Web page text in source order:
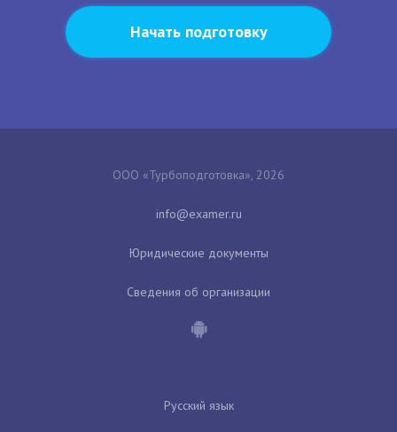
Начать подготовку
ООО «Турбоподготовка», 2026
Юридические документы
Сведения об организации
Русский язык